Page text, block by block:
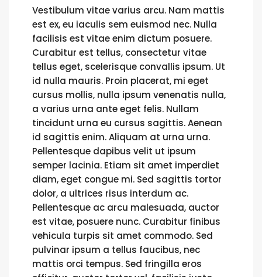
Vestibulum vitae varius arcu. Nam mattis
est ex, eu iaculis sem euismod nec. Nulla
facilisis est vitae enim dictum posuere.
Curabitur est tellus, consectetur vitae
tellus eget, scelerisque convallis ipsum. Ut
id nulla mauris. Proin placerat, mi eget
cursus mollis, nulla ipsum venenatis nulla,
a varius urna ante eget felis. Nullam
tincidunt urna eu cursus sagittis. Aenean
id sagittis enim. Aliquam at urna urna.
Pellentesque dapibus velit ut ipsum
semper lacinia. Etiam sit amet imperdiet
diam, eget congue mi. Sed sagittis tortor
dolor, a ultrices risus interdum ac.
Pellentesque ac arcu malesuada, auctor
est vitae, posuere nunc. Curabitur finibus
vehicula turpis sit amet commodo. Sed
pulvinar ipsum a tellus faucibus, nec
mattis orci tempus. Sed fringilla eros